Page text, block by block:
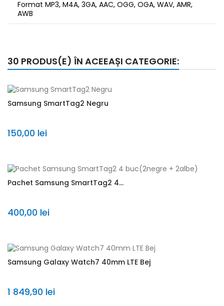
Format MP3, M4A, 3GA, AAC, OGG, OGA, WAV, AMR,
AWB
30 PRODUS(E) ÎN ACEEAȘI CATEGORIE:
Samsung SmartTag2 Negru
150,00 lei
Pachet Samsung SmartTag2 4...
400,00 lei
Samsung Galaxy Watch7 40mm LTE Bej
1 849,90 lei